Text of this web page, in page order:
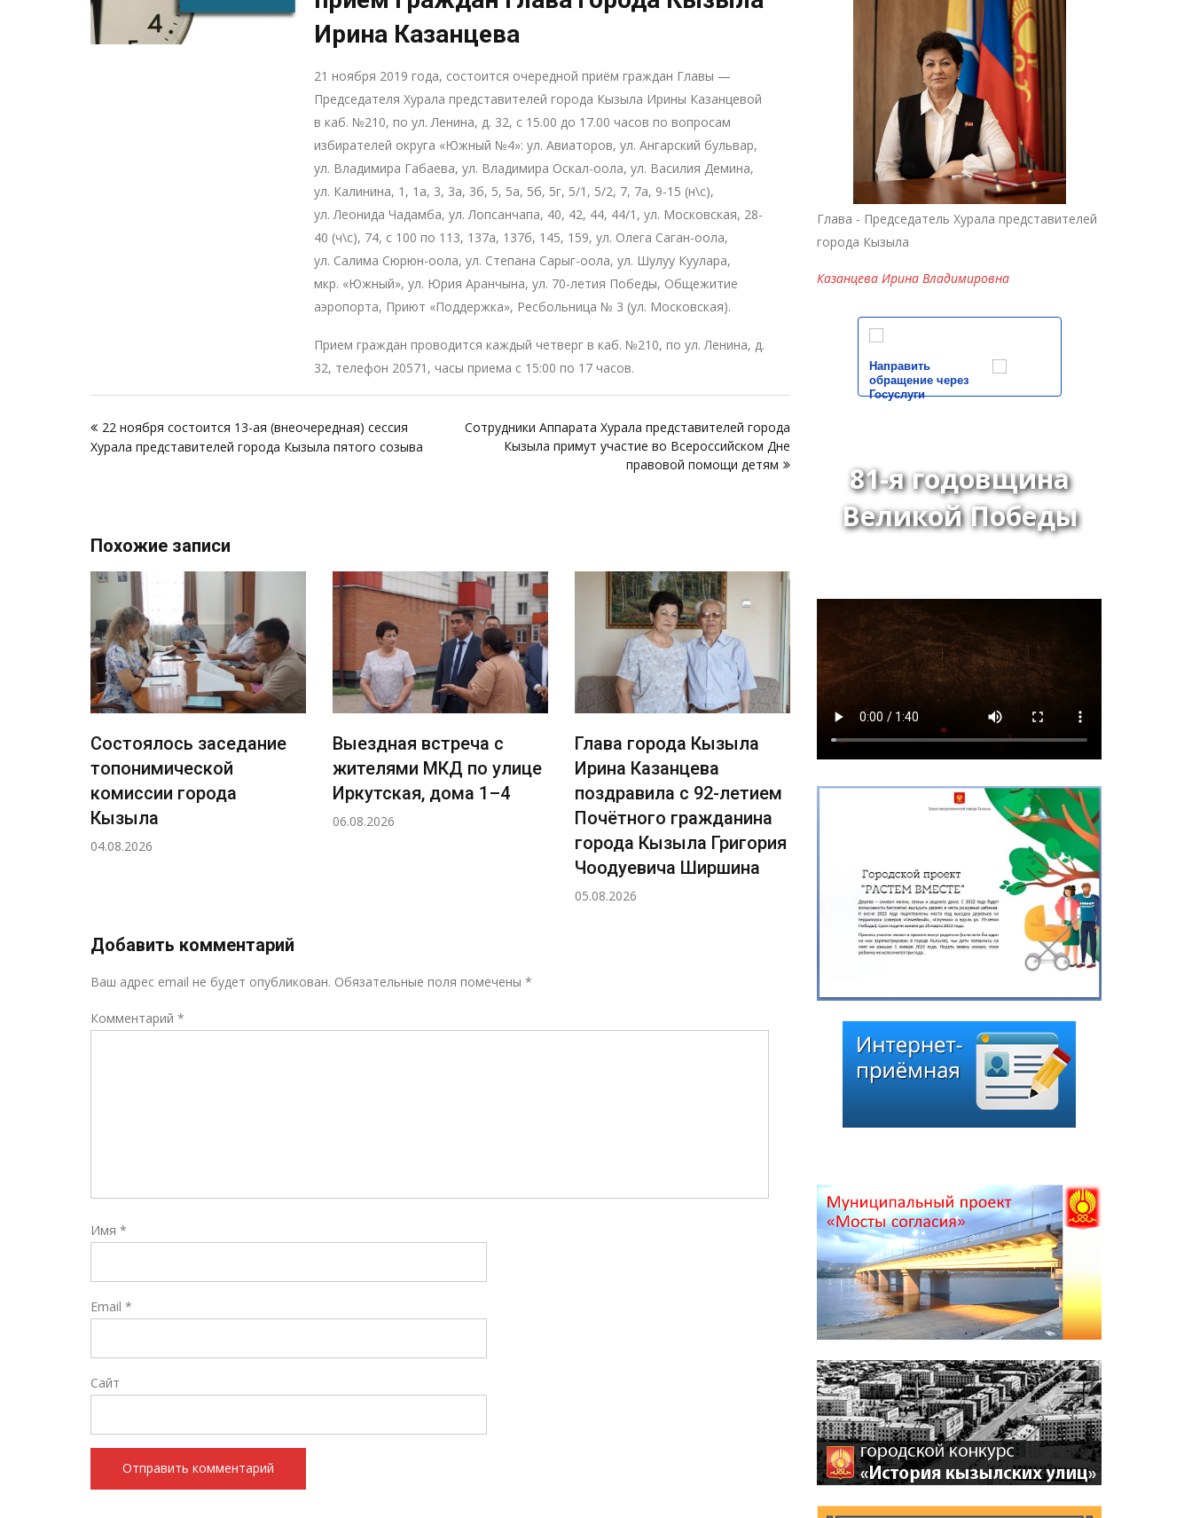
Ирина Казанцева
21 ноября 2019 года, состоится очередной приём граждан Главы —
Председателя Хурала представителей города Кызыла Ирины Казанцевой
в каб. №210, по ул. Ленина, д. 32, с 15.00 до 17.00 часов по вопросам
избирателей округа «Южный №4»: ул. Авиаторов, ул. Ангарский бульвар,
ул. Владимира Габаева, ул. Владимира Оскал-оола, ул. Василия Демина,
ул. Калинина, 1, 1а, 3, 3а, 3б, 5, 5а, 5б, 5г, 5/1, 5/2, 7, 7а, 9-15 (н\с),
ул. Леонида Чадамба, ул. Лопсанчапа, 40, 42, 44, 44/1, ул. Московская, 28-
40 (ч\с), 74, с 100 по 113, 137а, 137б, 145, 159, ул. Олега Саган-оола,
ул. Салима Сюрюн-оола, ул. Степана Сарыг-оола, ул. Шулуу Куулара,
мкр. «Южный», ул. Юрия Аранчына, ул. 70-летия Победы, Общежитие
аэропорта, Приют «Поддержка», Ресбольница № 3 (ул. Московская).
Прием граждан проводится каждый четверг в каб. №210, по ул. Ленина, д.
32, телефон 20571, часы приема с 15:00 по 17 часов.
по22 ноября состоится 13-ая (внеочередная) сессия
Хурала представителей города Кызыла пятого созыва
Сотрудники Аппарата Хурала представителей города
Кызыла примут участие во Всероссийском Дне
правовой помощи детям
Похожие записи
Состоялось заседание
топонимической
комиссии города
Кызыла
04.08.2026
Выездная встреча с
жителями МКД по улице
Иркутская, дома 1–4
06.08.2026
Глава города Кызыла
Ирина Казанцева
поздравила с 92-летием
Почётного гражданина
города Кызыла Григория
Чоодуевича Ширшина
05.08.2026
отмечает Почетный
Чоодуевич Ширшин!
05.08.2026
Добавить комментарий
Ваш адрес email не будет опубликован. Обязательные поля помечены *
Комментарий *
Имя *
Email *
Сайт
Глава - Председатель Хурала представителей
города Кызыла
Казанцева Ирина Владимировна
Направить
обращение через
Госуслуги
81-я годовщина
Великой Победы